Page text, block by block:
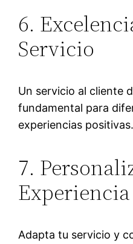
6.
Servicio
Un servicio al cliente
fundamental para
experiencias positivas.
7.
Experiencia
Adapta tu servicio y